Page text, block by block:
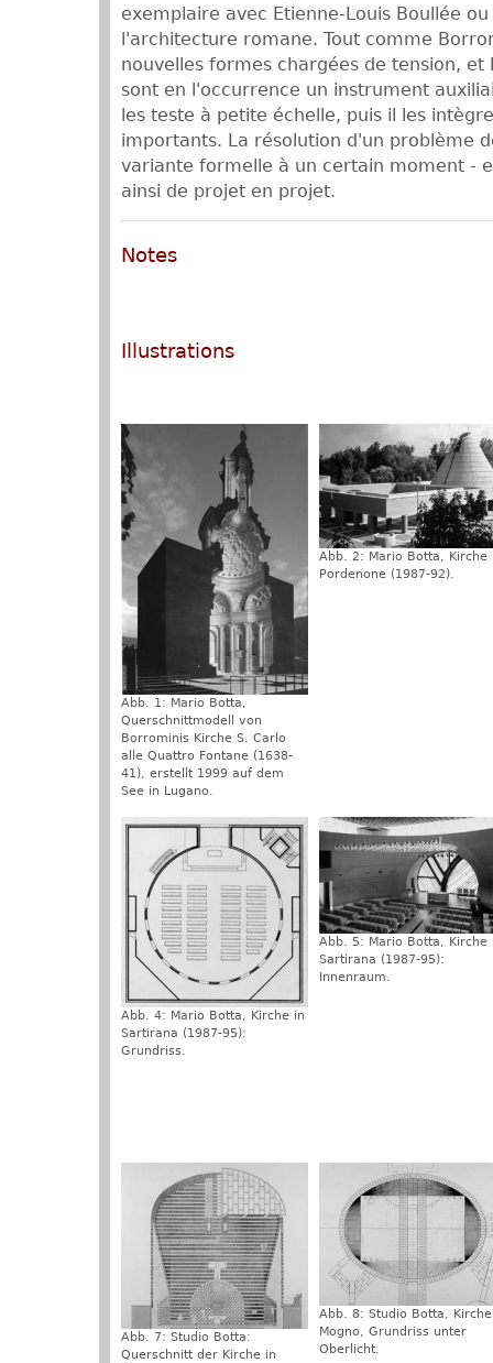
exemplaire avec Etienne-Louis Boullée
l'architecture romane. Tout comme
nouvelles formes chargées de tension, et
sont en l'occurrence un instrument
les teste à petite échelle, puis il les
importants. La résolution d'un problème
variante formelle à un certain moment -
ainsi de projet en projet.
Notes
Illustrations
Abb. 1: Mario Botta,
Querschnittmodell von
Borrominis Kirche S. Carlo
alle Quattro Fontane (1638-
41), erstellt 1999 auf dem
See in Lugano.
Abb. 2: Mario Botta, Kirche
Pordenone (1987-92).
Abb. 4: Mario Botta, Kirche in
Sartirana (1987-95):
Grundriss.
Abb. 5: Mario Botta, Kirche
Sartirana (1987-95):
Innenraum.
Abb. 7: Studio Botta:
Querschnitt der Kirche in
Abb. 8: Studio Botta, Kirche
Mogno, Grundriss unter
Oberlicht.